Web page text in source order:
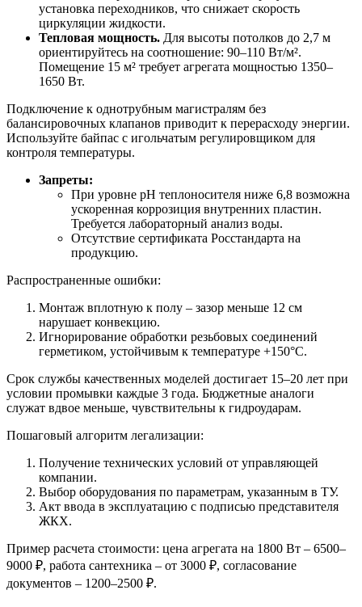
установка переходников, что снижает скорость
циркуляции жидкости.
Тепловая мощность. Для высоты потолков до 2,7 м
ориентируйтесь на соотношение: 90–110 Вт/м².
Помещение 15 м² требует агрегата мощностью 1350–
1650 Вт.
Подключение к однотрубным магистралям без
балансировочных клапанов приводит к перерасходу энергии.
Используйте байпас с игольчатым регулировщиком для
контроля температуры.
Запреты:
При уровне pH теплоносителя ниже 6,8 возможна
ускоренная коррозиция внутренних пластин.
Требуется лабораторный анализ воды.
Отсутствие сертификата Росстандарта на
продукцию.
Распространенные ошибки:
Монтаж вплотную к полу – зазор меньше 12 см
нарушает конвекцию.
Игнорирование обработки резьбовых соединений
герметиком, устойчивым к температуре +150°C.
Срок службы качественных моделей достигает 15–20 лет при
условии промывки каждые 3 года. Бюджетные аналоги
служат вдвое меньше, чувствительны к гидроударам.
Пошаговый алгоритм легализации:
Получение технических условий от управляющей
компании.
Выбор оборудования по параметрам, указанным в ТУ.
Акт ввода в эксплуатацию с подписью представителя
ЖКХ.
Пример расчета стоимости: цена агрегата на 1800 Вт – 6500–
9000 ₽, работа сантехника – от 3000 ₽, согласование
документов – 1200–2500 ₽.